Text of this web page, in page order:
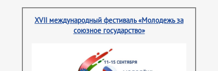
XVII международный фестиваль «Молодежь за
союзное государство»